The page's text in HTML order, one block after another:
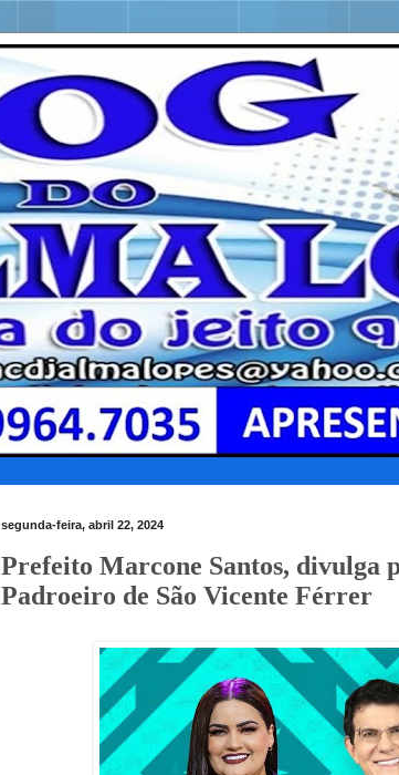
segunda-feira, abril 22, 2024
Prefeito Marcone Santos, divulga
Padroeiro de São Vicente Férrer